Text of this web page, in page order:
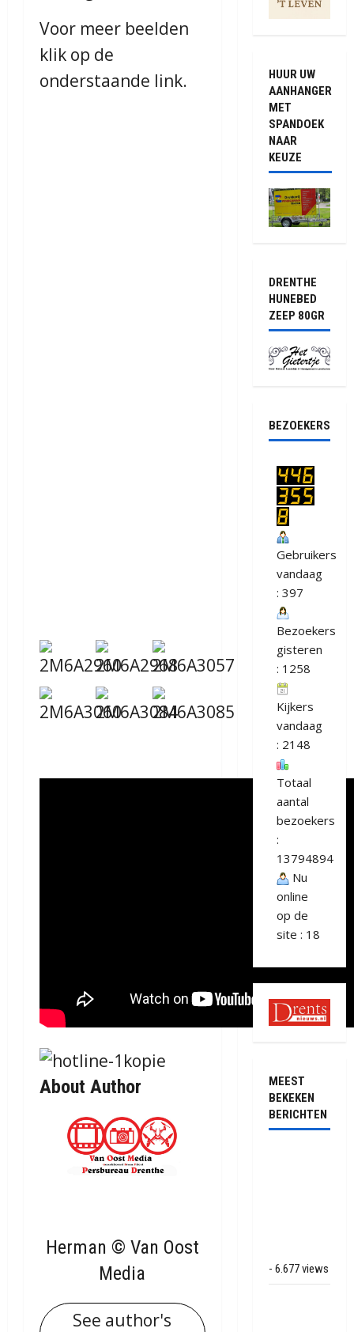
Voor meer beelden
klik op de
onderstaande link.
About Author
Herman © Van Oost
Media
See author's
HUUR UW
AANHANGER
MET
SPANDOEK
NAAR
KEUZE
DRENTHE
HUNEBED
ZEEP 80GR
BEZOEKERS
Gebruikers
vandaag
: 397
Bezoekers
gisteren
: 1258
Kijkers
vandaag
: 2148
Totaal
aantal
bezoekers
:
13794894
Nu
online
op de
site : 18
MEEST
BEKEKEN
BERICHTEN
- 6.677 views